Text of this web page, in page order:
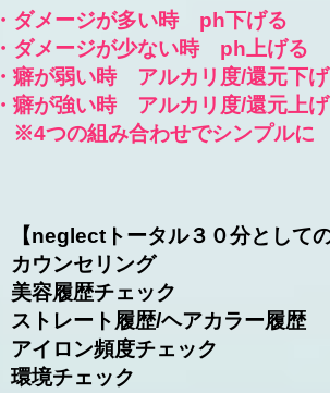
・ダメージが多い時 ph下げる
・ダメージが少ない時 ph上げる
・癖が弱い時 アルカリ度/還元下
・癖が強い時 アルカリ度/還元上
※4つの組み合わせでシンプルに
【neglectトータル３０分として
カウンセリング
美容履歴チェック
ストレート履歴/ヘアカラー履歴
アイロン頻度チェック
環境チェック